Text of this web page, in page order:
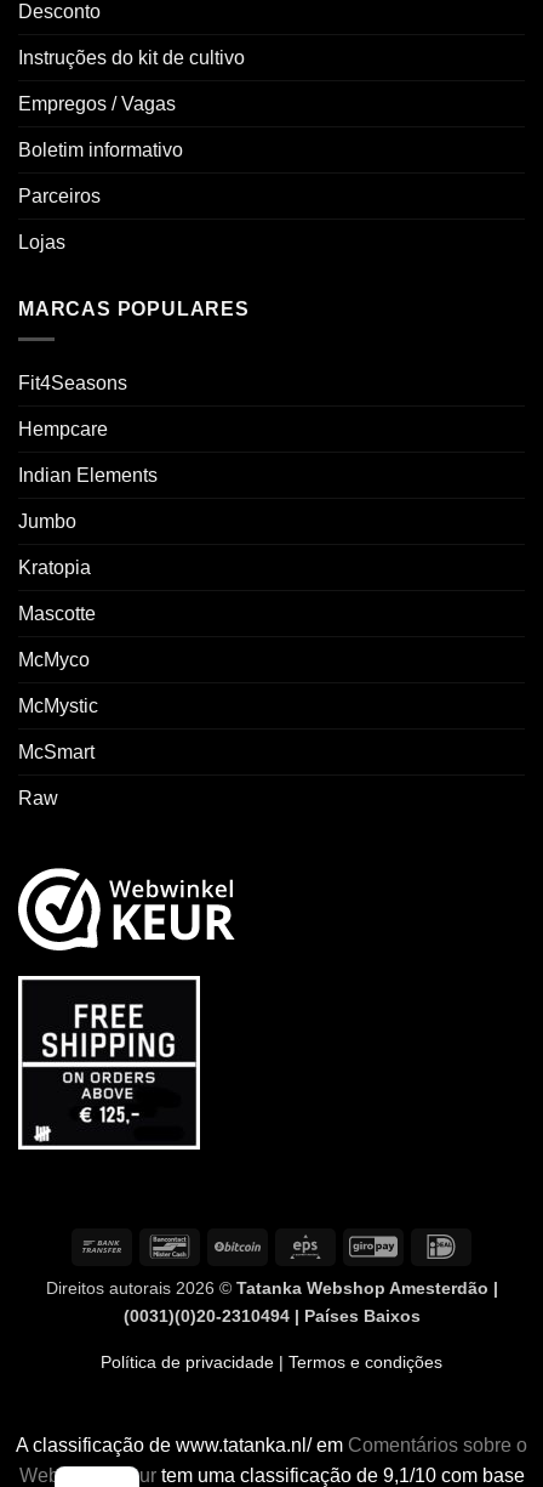
Desconto
Instruções do kit de cultivo
Empregos / Vagas
Boletim informativo
Parceiros
Lojas
MARCAS POPULARES
Fit4Seasons
Hempcare
Indian Elements
Jumbo
Kratopia
Mascotte
McMyco
McMystic
McSmart
Raw
TransferênciaContacto
o
banco
BitCoin Eps GiroPay
Direitos autorais 2026 © Tatanka Webshop Amesterdão |
(0031)(0)20-2310494 | Países Baixos
Política de privacidade | Termos e condições
A classificação de www.tatanka.nl/ em Comentários sobre o
WebwinkelKeurtem uma classificação de 9,1/10 com base